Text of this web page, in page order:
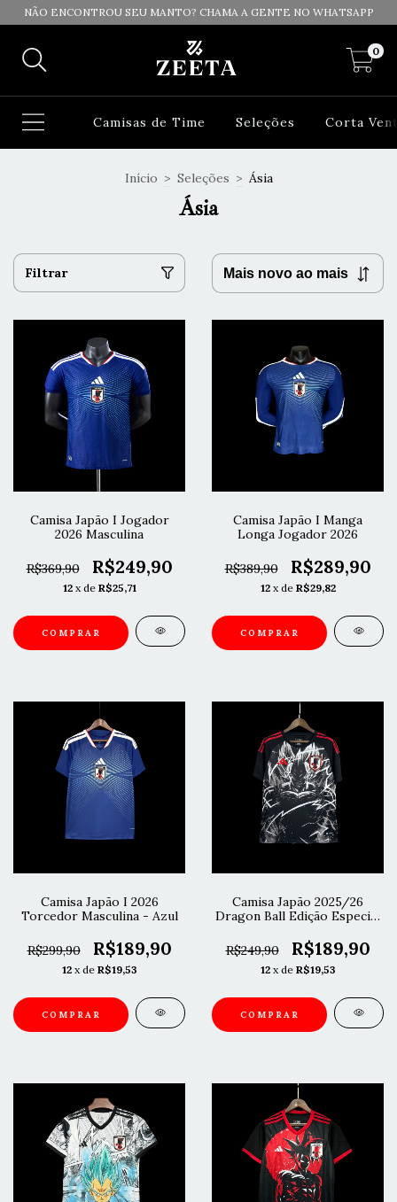
NÃO ENCONTROU SEU MANTO? CHAMA A GENTE NO WHATSAPP
0
Camisas de Time Seleções Corta
Início > Seleções > Ásia
Ásia
Filtrar
Camisa Japão I Jogador
2026 Masculina
R$369,90 R$249,90
12 x de R$25,71
COMPRAR
Camisa Japão I Manga
Longa Jogador 2026
R$389,90 R$289,90
12 x de R$29,82
COMPRAR
Camisa Japão I 2026
Torcedor Masculina - Azul
R$299,90 R$189,90
12 x de R$19,53
COMPRAR
Camisa Japão 2025/26
Dragon Ball Edição Especial
R$249,90
R$189,90
12 x de R$19,53
COMPRAR